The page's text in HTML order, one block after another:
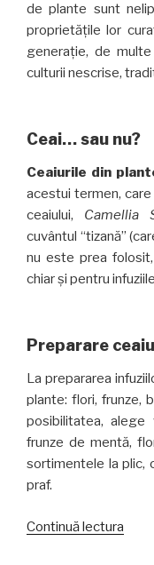
de plante sunt
proprietățile lor
generație, de
culturii nescrise,
Ceai… sau nu?
Ceaiurile din
acestui termen,
ceaiului, Camellia
cuvântul “tizană”
nu este prea
chiar și pentru
Preparare
La prepararea
plante: flori, frunze,
posibilitatea, alege
frunze de mentă,
sortimentele la plic,
praf.
Continuă lectura